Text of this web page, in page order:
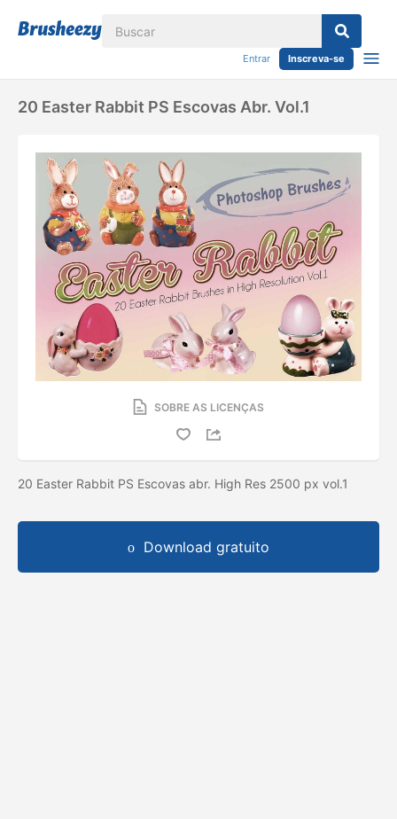
Entrar Inscreva-se
20 Easter Rabbit PS Escovas Abr. Vol.1
SOBRE AS LICENÇAS
20 Easter Rabbit PS Escovas abr. High Res 2500 px vol.1
Download gratuito